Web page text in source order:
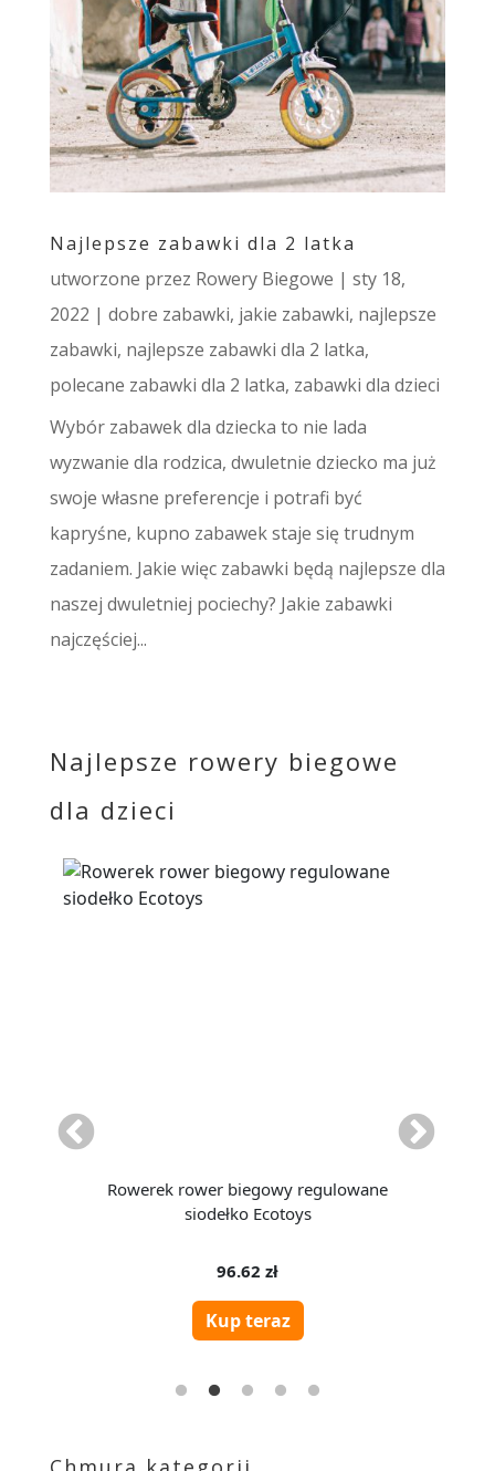
Najlepsze zabawki dla 2 latka
utworzone przez Rowery Biegowe | sty 18,
2022 | dobre zabawki, jakie zabawki, najlepsze
zabawki, najlepsze zabawki dla 2 latka,
polecane zabawki dla 2 latka, zabawki dla dzieci
Wybór zabawek dla dziecka to nie lada
wyzwanie dla rodzica, dwuletnie dziecko ma już
swoje własne preferencje i potrafi być
kapryśne, kupno zabawek staje się trudnym
zadaniem. Jakie więc zabawki będą najlepsze dla
naszej dwuletniej pociechy? Jakie zabawki
najczęściej...
Najlepsze rowery biegowe
dla dzieci